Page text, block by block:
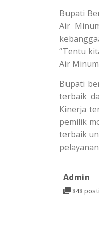
Bupati
Air
“Tentu
Air
Bupati
terbaik
Kinerja
pemilik
terbaik
Admin
848